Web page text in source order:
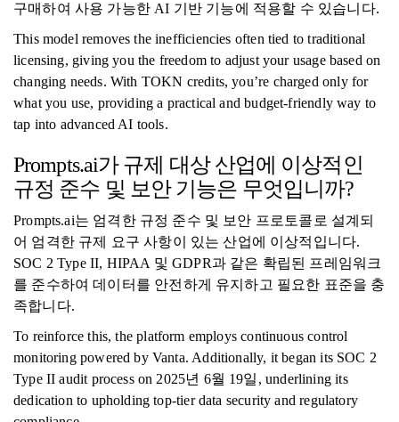
구매하여 사용 가능한 AI 기반 기능에 적용할 수 있습니다.
This model removes the inefficiencies often tied to traditional
licensing, giving you the freedom to adjust your usage based on
changing needs. With TOKN credits, you’re charged only for
what you use, providing a practical and budget-friendly way to
tap into advanced AI tools.
Prompts.ai가 규제 대상 산업에 이상적인
규정 준수 및 보안 기능은 무엇입니까?
Prompts.ai는 엄격한 규정 준수 및 보안 프로토콜로 설계되
어 엄격한 규제 요구 사항이 있는 산업에 이상적입니다.
SOC 2 Type II, HIPAA 및 GDPR과 같은 확립된 프레임워크
를 준수하여 데이터를 안전하게 유지하고 필요한 표준을 충
족합니다.
To reinforce this, the platform employs continuous control
monitoring powered by Vanta. Additionally, it began its SOC 2
Type II audit process on 2025년 6월 19일, underlining its
dedication to upholding top-tier data security and regulatory